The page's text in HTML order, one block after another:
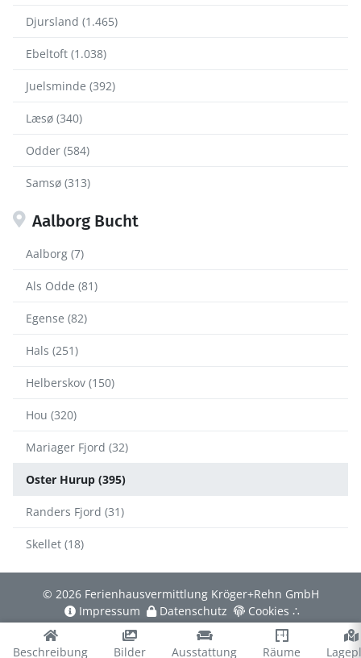
Beschreibung Bilder Ausstattung Räume
Djursland (1.465)
Ebeltoft (1.038)
Juelsminde (392)
Læsø (340)
Odder (584)
Samsø (313)
Aalborg Bucht
Aalborg (7)
Als Odde (81)
Egense (82)
Hals (251)
Helberskov (150)
Hou (320)
Mariager Fjord (32)
Oster Hurup (395)
Randers Fjord (31)
Skellet (18)
© 2026 Ferienhausvermittlung Kröger+Rehn GmbH
Impressum
Datenschutz Cookies ∴